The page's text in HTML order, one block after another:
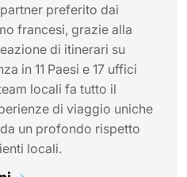
preferito dai
francesi, grazie alla
di itinerari su
in 11 Paesi e 17 uffici
locali fa tutto il
di viaggio uniche
un profondo rispetto
locali.